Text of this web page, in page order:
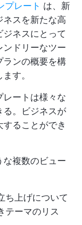
プレート は、新
スを新たな高
ネスにとって
ンドリーなツー
ランの概要を構
す。
ートは様々な
る。ビジネスが
ることができ
な複数のビュー
ち上げについて
テーマのリス